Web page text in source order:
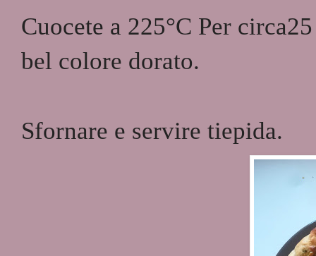
Cuocete a 225°C Per
bel colore dorato.
Sfornare e servire tiepida.